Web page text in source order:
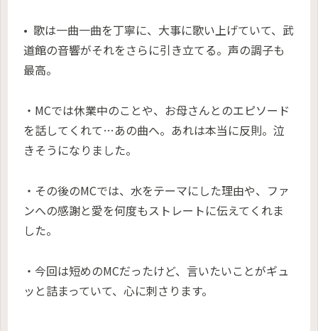
• 歌は一曲一曲を丁寧に、大事に歌い上げていて、武
道館の音響がそれをさらに引き立てる。声の調子も
最高。
・MCでは休業中のことや、お母さんとのエピソード
を話してくれて…あの曲へ。あれは本当に反則。泣
きそうになりました。
・その後のMCでは、水をテーマにした理由や、ファ
ンへの感謝と愛を何度もストレートに伝えてくれま
した。
・今回は短めのMCだったけど、言いたいことがギュ
ッと詰まっていて、心に刺さります。